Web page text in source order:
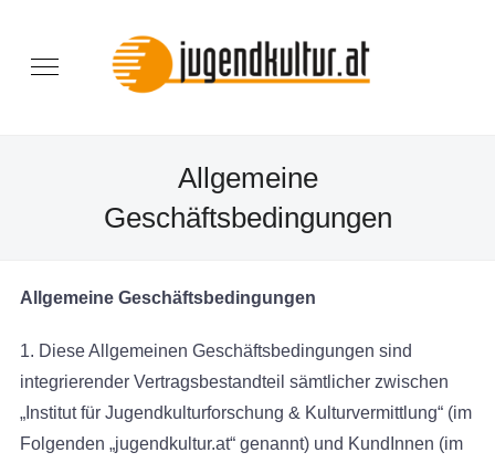
Allgemeine
Geschäftsbedingungen
Allgemeine Geschäftsbedingungen
1. Diese Allgemeinen Geschäftsbedingungen sind
integrierender Vertragsbestandteil sämtlicher zwischen
„Institut für Jugendkulturforschung & Kulturvermittlung“ (im
Folgenden „jugendkultur.at“ genannt) und KundInnen (im